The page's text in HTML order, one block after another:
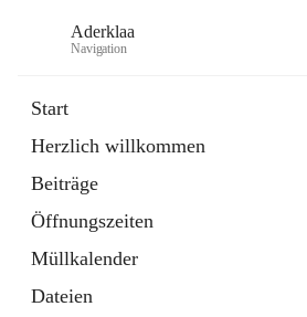
Aderklaa
Navigation
Start
Herzlich willkommen
Beiträge
Öffnungszeiten
Müllkalender
Dateien
6 Schnellzugriffe
Gemeinde
3 Schnellzugriffe